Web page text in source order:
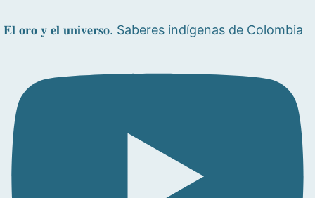
𝐄𝐥 𝐨𝐫𝐨 𝐲 𝐞𝐥 𝐮𝐧𝐢𝐯𝐞𝐫𝐬𝐨. Saberes indígenas de Colombia